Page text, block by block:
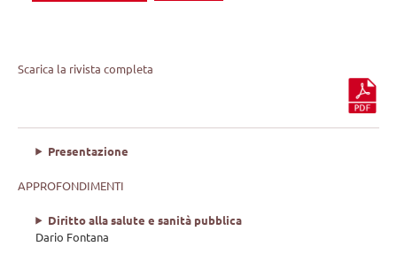
Scarica la rivista completa
Presentazione
APPROFONDIMENTI
Diritto alla salute e sanità pubblica
Dario Fontana